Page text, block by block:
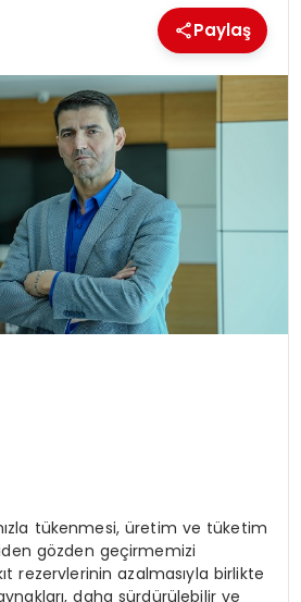
Paylaş
tükenmesi, üretim ve tüketim
gözden geçirmemizi
rezervlerinin azalmasıyla birlikte
daha sürdürülebilir ve